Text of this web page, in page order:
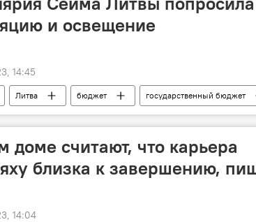
и освещение
14:45
Литва бюджет государственный бюджет
доме считают, что карьера
близка к завершению,
14:04